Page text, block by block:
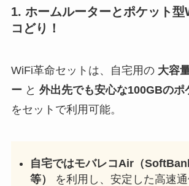
1. ホームルーターとポケット型
コどり！
WiFi革命セットは、自宅用の 大容
ー と 外出先でも安心な100GBのポ
をセットで利用可能。
自宅ではモバレコAir（
等）
を利用し、安定した高速